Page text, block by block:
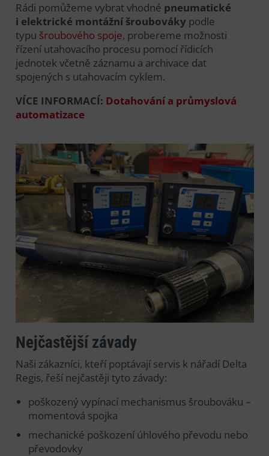
Rádi pomůžeme vybrat vhodné pneumatické
i elektrické montážní šroubovákypodle
typu šroubového spoje, probereme možnosti
řízení utahovacího procesu pomocí řídicích
jednotek včetně záznamu a archivace dat
spojených s utahovacím cyklem.
VÍCE INFORMACÍ: Dotahování a průmyslová
automatizace
Nejčastější závady
Naši zákazníci, kteří poptávají servis k nářadí Delta
Regis, řeší nejčastěji tyto závady:
poškozený vypínací mechanismus šroubováku –
momentová spojka
mechanické poškození úhlového převodu nebo
převodovky